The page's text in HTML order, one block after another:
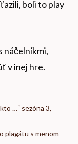
boli to play
náčelníkmi,
v inej hre.
…“ sezóna 3,
plagátu s menom